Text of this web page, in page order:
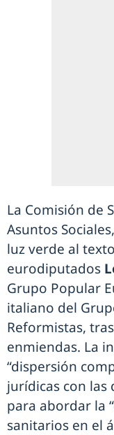
La Comisión de
Asuntos
luz verde al
eurodiputados
Grupo Popular
italiano del
Reformistas,
enmiendas. La
“dispersión
jurídicas con las
para abordar la
sanitarios en el